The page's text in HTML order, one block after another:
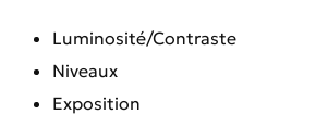
Luminosité/Contraste
Niveaux
Exposition